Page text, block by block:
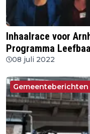
Inhaalrace voor
Programma
08 juli 2022
Gemeenteberichten